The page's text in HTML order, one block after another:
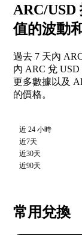
ARC/USD
值的波動
過去 7 天內
內 ARC 兌
更多數據以及
的價格。
近 24 小時
近7天
近30天
近90天
常用兌換